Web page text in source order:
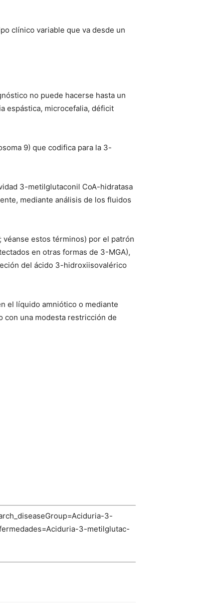
clínico variable que va desde un
no puede hacerse hasta un
espástica, microcefalia, déficit
9) que codifica para la 3-
3-metilglutaconil CoA-hidratasa
mediante análisis de los fluidos
estos términos) por el patrón
en otras formas de 3-MGA),
del ácido 3-hidroxiisovalérico
el líquido amniótico o mediante
con una modesta restricción de
3-
3-metilglutac-